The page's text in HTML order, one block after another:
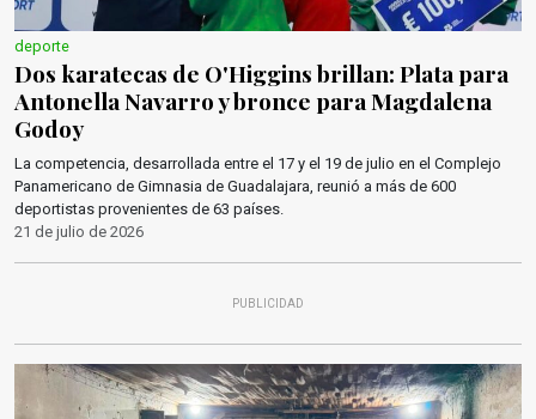
deporte
Dos karatecas de O'Higgins brillan: Plata para
Antonella Navarro y bronce para Magdalena
Godoy
La competencia, desarrollada entre el 17 y el 19 de julio en el Complejo
Panamericano de Gimnasia de Guadalajara, reunió a más de 600
deportistas provenientes de 63 países.
21 de julio de 2026
PUBLICIDAD